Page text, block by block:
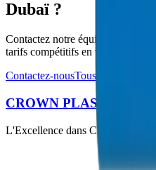
Dubaï ?
Contactez notre équipe
tarifs compétitifs en volume.
Contactez-nousTous les produits
CROWN PLASTIC
L'Excellence dans Chaque Tuyau